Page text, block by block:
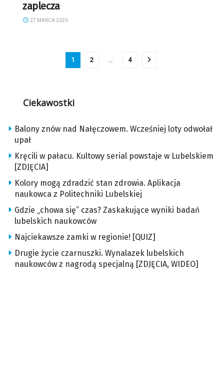
zaplecza
27 MARCA 2026
1 2 … 4
Ciekawostki
Balony znów nad Nałęczowem. Wcześniej loty odwołał
upał
Kręcili w pałacu. Kultowy serial powstaje w Lubelskiem
[ZDJĘCIA]
Kolory mogą zdradzić stan zdrowia. Aplikacja
naukowca z Politechniki Lubelskiej
Gdzie „chowa się” czas? Zaskakujące wyniki badań
lubelskich naukowców
Najciekawsze zamki w regionie! [QUIZ]
Drugie życie czarnuszki. Wynalazek lubelskich
naukowców z nagrodą specjalną [ZDJĘCIA, WIDEO]